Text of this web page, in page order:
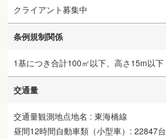
クライアント募集中
条例規制関係
1基につき合計100㎡以下、高さ15m以下
交通量
交通量観測地点地名 : 東海橋線
昼間12時間自動車類（小型車）: 22847台